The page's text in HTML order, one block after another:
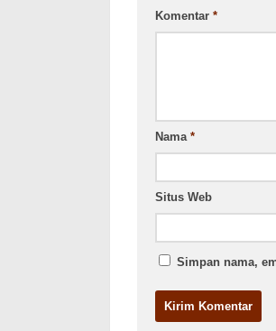
Komentar *
Nama *
Situs Web
Simpan nama,